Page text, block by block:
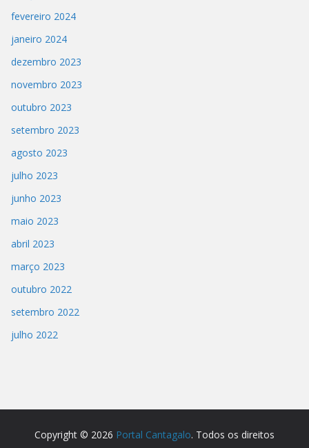
fevereiro 2024
janeiro 2024
dezembro 2023
novembro 2023
outubro 2023
setembro 2023
agosto 2023
julho 2023
junho 2023
maio 2023
abril 2023
março 2023
outubro 2022
setembro 2022
julho 2022
Copyright © 2026 Portal Cantagalo. Todos os direitos